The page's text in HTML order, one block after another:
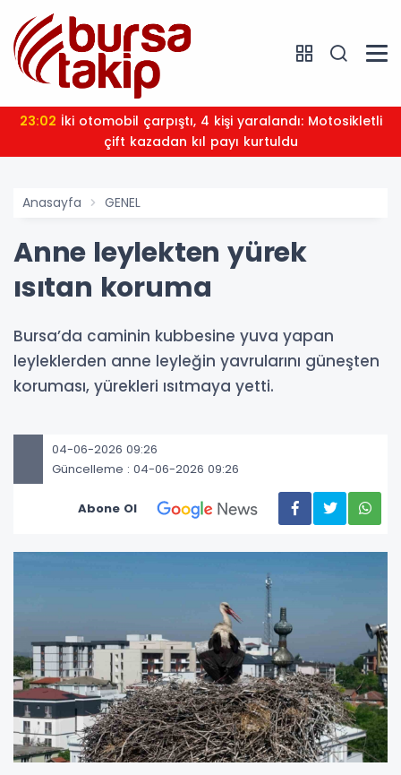
23:02
çift kazadan kıl payı kurtuldu
Anasayfa GENEL
Anne leylekten yürek
ısıtan koruma
Bursa’da caminin kubbesine yuva yapan
leyleklerden anne leyleğin yavrularını güneşten
koruması, yürekleri ısıtmaya yetti.
04-06-2026 09:26
Güncelleme : 04-06-2026 09:26
Abone Ol